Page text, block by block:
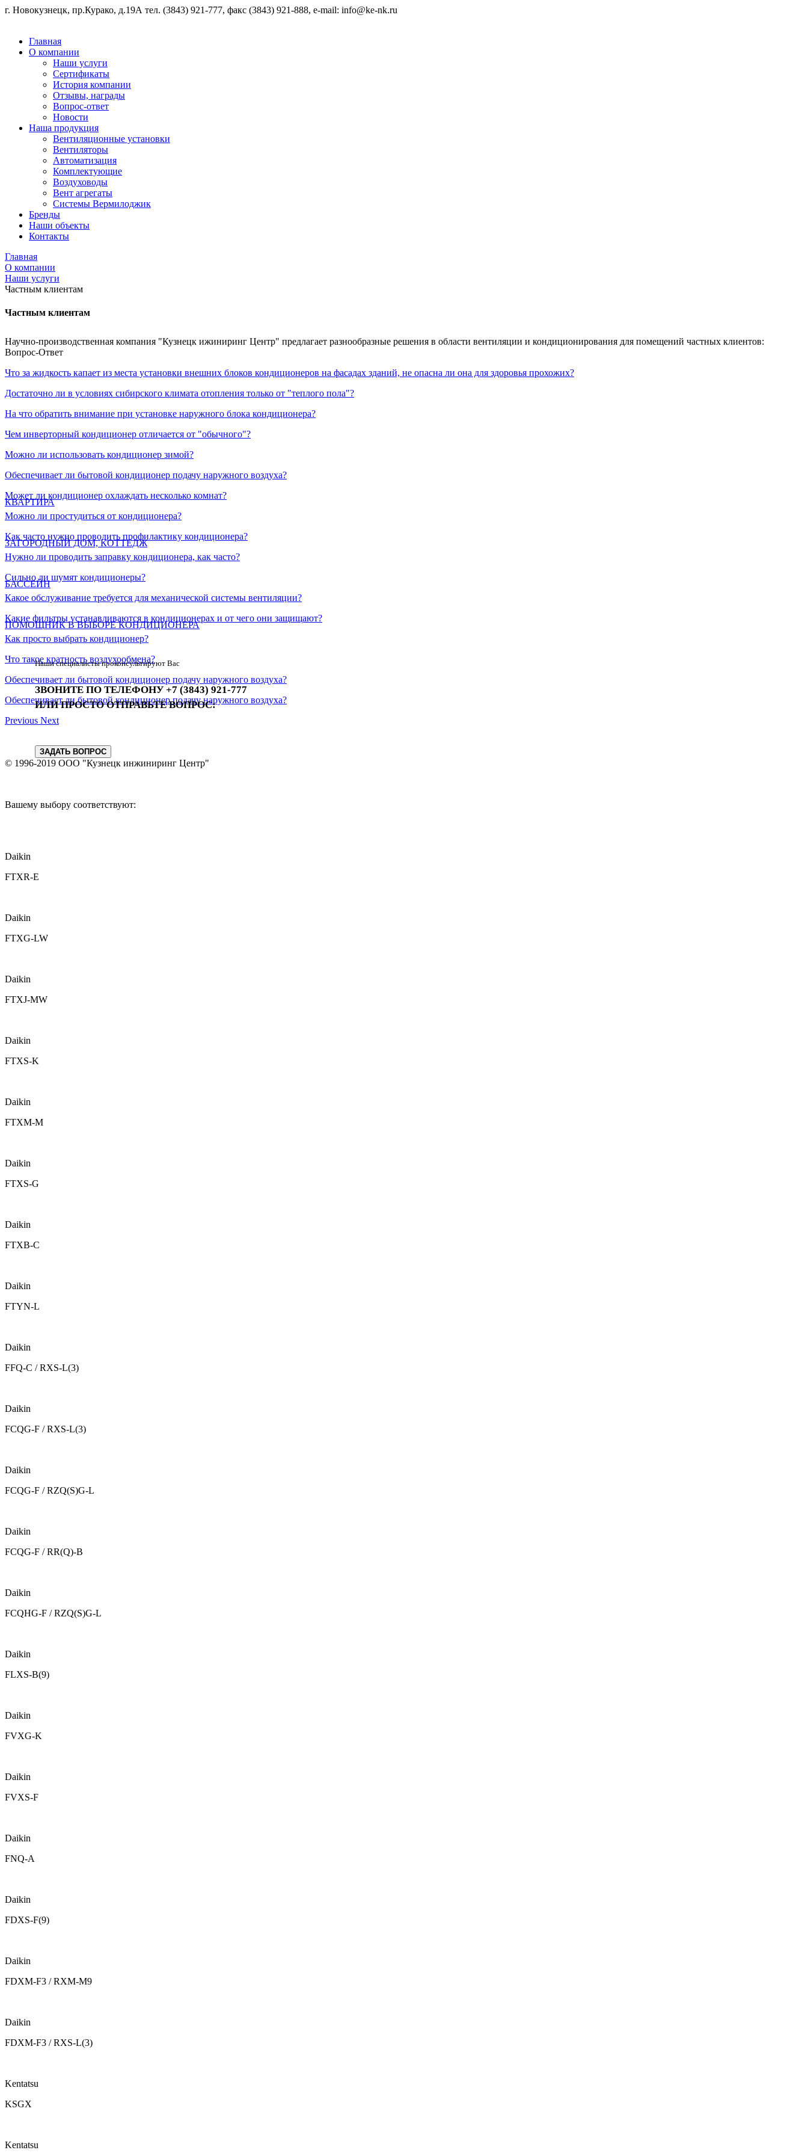
г. Новокузнецк, пр.Курако, д.19А тел. (3843) 921-777, факс (3843) 921-888, e-mail: info@ke-nk.ru
Главная
О компании
Наши услуги
Сертификаты
История компании
Отзывы, награды
Вопрос-ответ
Новости
Наша продукция
Вентиляционные установки
Вентиляторы
Автоматизация
Комплектующие
Воздуховоды
Вент агрегаты
Системы Вермилоджик
Бренды
Наши объекты
Контакты
Главная
О компании
Наши услуги
Частным клиентам
Частным клиентам
Научно-производственная компания "Кузнецк ижиниринг Центр" предлагает разнообразные решения в области вентиляции и кондиционирования для помещений частных клиентов:
Вопрос-Ответ
Что за жидкость капает из места установки внешних блоков кондиционеров на фасадах зданий, не опасна ли она для здоровья прохожих?
Достаточно ли в условиях сибирского климата отопления только от "теплого пола"?
На что обратить внимание при установке наружного блока кондиционера?
Чем инверторный кондиционер отличается от "обычного"?
Можно ли использовать кондиционер зимой?
Обеспечивает ли бытовой кондиционер подачу наружного воздуха?
Может ли кондиционер охлаждать несколько комнат?
Можно ли простудиться от кондиционера?
Как часто нужно проводить профилактику кондиционера?
Нужно ли проводить заправку кондиционера, как часто?
Сильно ли шумят кондиционеры?
Какое обслуживание требуется для механической системы вентиляции?
Какие фильтры устанавливаются в кондиционерах и от чего они защищают?
Как просто выбрать кондиционер?
Что такое кратность воздухообмена?
Обеспечивает ли бытовой кондиционер подачу наружного воздуха?
Обеспечивает ли бытовой кондиционер подачу наружного воздуха?
Previous Next
КВАРТИРА
ЗАГОРОДНЫЙ ДОМ, КОТТЕДЖ
БАССЕЙН
ПОМОЩНИК В ВЫБОРЕ КОНДИЦИОНЕРА
Наши специалисты проконсультируют Вас
ЗВОНИТЕ ПО ТЕЛЕФОНУ +7 (3843) 921-777
ИЛИ ПРОСТО ОТПРАВЬТЕ ВОПРОС:
ЗАДАТЬ ВОПРОС
© 1996-2019 ООО "Кузнецк инжиниринг Центр"
Вашему выбору соответствуют:
Daikin
FTXR-E
Daikin
FTXG-LW
Daikin
FTXJ-MW
Daikin
FTXS-K
Daikin
FTXM-M
Daikin
FTXS-G
Daikin
FTXB-C
Daikin
FTYN-L
Daikin
FFQ-C / RXS-L(3)
Daikin
FCQG-F / RXS-L(3)
Daikin
FCQG-F / RZQ(S)G-L
Daikin
FCQG-F / RR(Q)-B
Daikin
FCQHG-F / RZQ(S)G-L
Daikin
FLXS-B(9)
Daikin
FVXG-K
Daikin
FVXS-F
Daikin
FNQ-A
Daikin
FDXS-F(9)
Daikin
FDXM-F3 / RXM-M9
Daikin
FDXM-F3 / RXS-L(3)
Kentatsu
KSGX
Kentatsu